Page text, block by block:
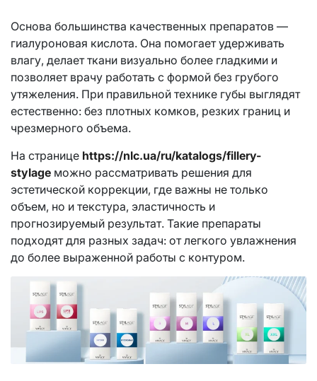
Основа большинства качественных препаратов —
гиалуроновая кислота. Она помогает удерживать
влагу, делает ткани визуально более гладкими и
позволяет врачу работать с формой без грубого
утяжеления. При правильной технике губы выглядят
естественно: без плотных комков, резких границ и
чрезмерного объема.
На странице https://nlc.ua/ru/katalogs/fillery-
stylage можно рассматривать решения для
эстетической коррекции, где важны не только
объем, но и текстура, эластичность и
прогнозируемый результат. Такие препараты
подходят для разных задач: от легкого увлажнения
до более выраженной работы с контуром.